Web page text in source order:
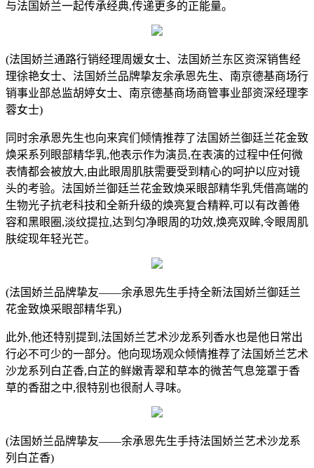
与法国娇兰一起传承经典,传递更多的正能量。
(法国娇兰通路行销经理周媛女士、法国娇兰东区资深销售经
理徐艳女士、法国娇兰品牌挚友余承恩先生、南京德基商场行
销事业部总监胡婷女士、南京德基商场商管事业部资深经理李
蓉女士)
同时余承恩先生也向来宾们倾情推荐了法国娇兰御廷兰花金致
焕采系列眼部精华乳,他表示作为演员,在表演的过程中任何微
表情都会被放大,由此眼周肌肤需要受到精心的呵护以应对镜
头的考验。法国娇兰御廷兰花金致焕采眼部精华乳凭借高端的
生物光子抗老科技和全新升级的焕亮复合精粹,可以有改善倦
容和黑眼圈,淡纹提拉,达到匀净眼周的功效,焕亮双眸,令眼周肌
肤绽现年轻光芒。
(法国娇兰品牌挚友——余承恩先生手持全新法国娇兰御廷兰
花金致焕采眼部精华乳)
此外,他还特别提到,法国娇兰艺术沙龙系列香水也是他日常出
行必不可少的一部分。他向现场观众倾情推荐了法国娇兰艺术
沙龙系列白芷香,白芷的鲜嫩青翠和草本的微苦气息笼罩于香
草的香甜之中,很特别也很耐人寻味。
(法国娇兰品牌挚友——余承恩先生手持法国娇兰艺术沙龙系
列白芷香)